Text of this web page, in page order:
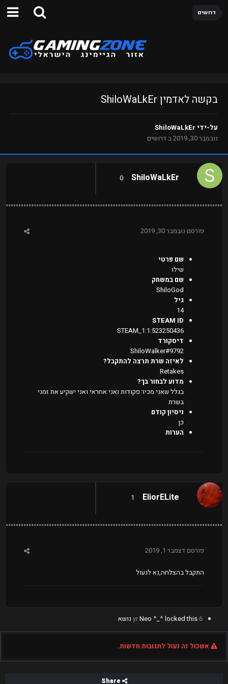
דרושים
בקשה לאדמין ShiloWaLkEr
על-ידי ShiloWaLkEr
נובמבר 30, 2019
בדרושים
ShiloWaLkEr
0
פורסם נובמבר 30, 2019
שם פרטי
שילו
שם במשחק
ShiloGod
גיל
14
STEAM ID
STEAM_1:1:523250436
דיסקורד
ShiloWalker#9792
לאיזה שרת תרצה להתקבל?
Retakes
מדוע לבחור בך?
בגלל שאני מכיר פקודות ואני אחראי ואני ישקיע את זמני
בשרת
ניסיון קודם
כן
הערות
EliorELite
1
פורסםדצמבר 1, 2019
התקבל בהצלחה,נא לנעול
6 yr
Neo ^_^ locked this נושא
אשכול זה נעול לתגובות חדשות.